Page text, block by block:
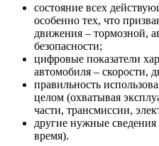
состояние всех
особенно тех, что
движения – тормозной,
безопасности;
цифровые показатели
автомобиля – скорости,
правильность
целом (охватывая
части, трансмиссии,
другие нужные
время).